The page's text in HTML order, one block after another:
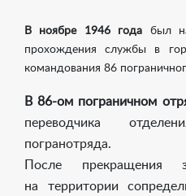
В ноябре 1946 года был
прохождения службы в
командования 86
В86-ом пограничном
переводчика
погранотряда.
После прекращения
на территории